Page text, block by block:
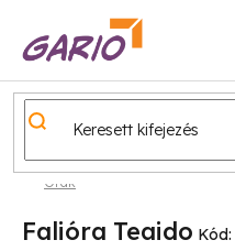
Órák
Falióra Teaido Kód: